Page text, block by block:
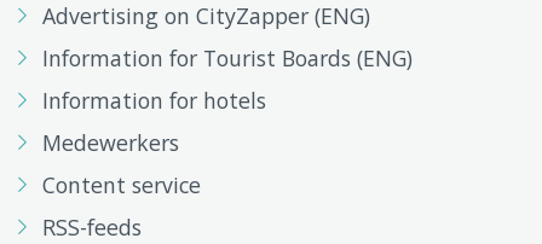
Advertising on CityZapper (ENG)
Information for Tourist Boards (ENG)
Information for hotels
Medewerkers
Content service
RSS-feeds